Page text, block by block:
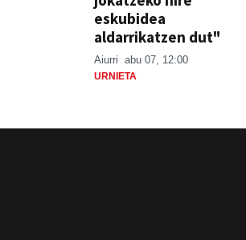
eskubidea
aldarrikatzen dut"
Aiurri abu 07, 12:00
URNIETA